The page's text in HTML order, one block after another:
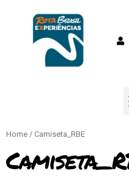
Home / Camiseta_RBE